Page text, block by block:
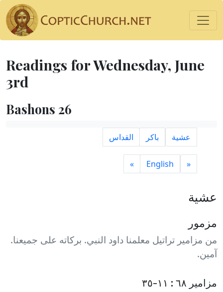
Readings for Wednesday, June
3rd
Bashons 26
عشية باكر القداس
«
English
»
عشية
مزمور
من مزامير تراتيل معلمنا داود النبي. بركاته على جميعنا.
آمين.
مزامير ٦٨ : ١١-٣٥